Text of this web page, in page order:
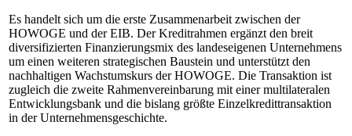
Es handelt sich um die erste Zusammenarbeit zwischen der
HOWOGE und der EIB. Der Kreditrahmen ergänzt den breit
diversifizierten Finanzierungsmix des landeseigenen Unternehmens
um einen weiteren strategischen Baustein und unterstützt den
nachhaltigen Wachstumskurs der HOWOGE. Die Transaktion ist
zugleich die zweite Rahmenvereinbarung mit einer multilateralen
Entwicklungsbank und die bislang größte Einzelkredittransaktion
in der Unternehmensgeschichte.